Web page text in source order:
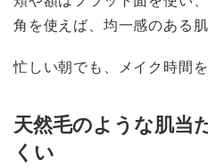
角を使えば、均一感のある肌
忙しい朝でも、メイク時間
天然毛のような肌当
くい